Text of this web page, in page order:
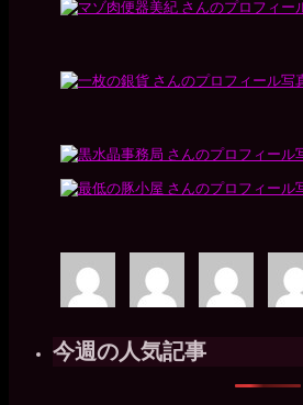
今週の人気記事